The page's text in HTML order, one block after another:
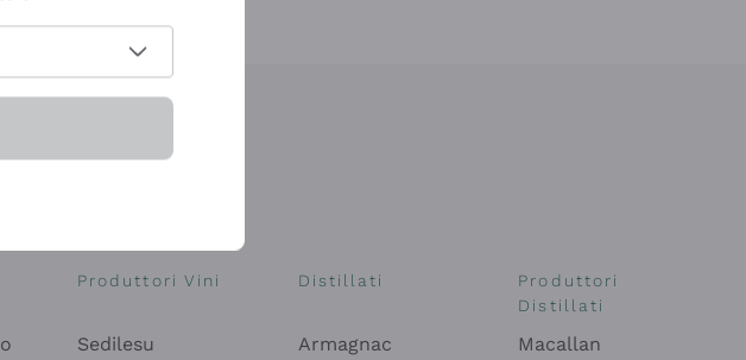
Produttori Vini
Sedilesu
Distillati
Armagnac
Produttori
Distillati
Macallan